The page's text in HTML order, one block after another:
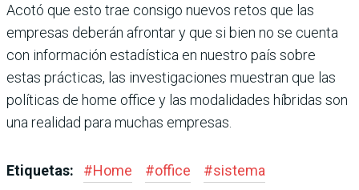
Acotó que esto trae consigo nuevos retos que las
empresas deberán afron­tar y que si bien no se cuenta
con información estadística en nuestro país sobre
estas prácticas, las investigaciones muestran que las
políticas de home office y las modalidades híbridas son
una realidad para muchas empresas.
Etiquetas: #Home #office #sistema